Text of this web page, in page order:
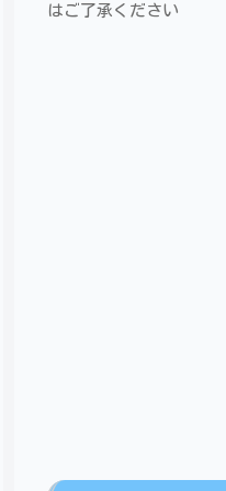
はご了承ください